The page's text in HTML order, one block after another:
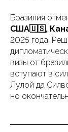
Бразилия
США🇺🇸,
2025 года.
визы от
вступают в
Лулой да
но